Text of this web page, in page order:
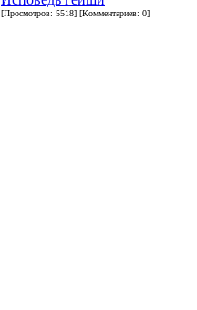
[Просмотров: 5518] [Комментариев: 0]